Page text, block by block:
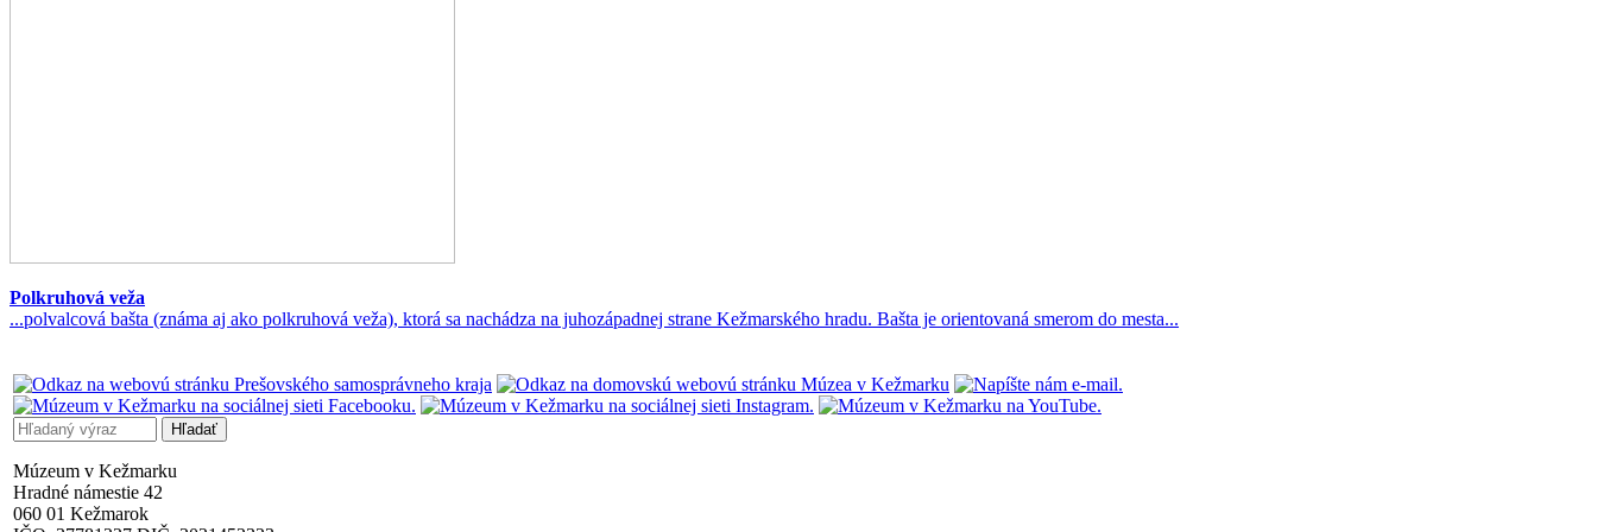
Polkruhová veža
...polvalcová bašta (známa aj ako polkruhová veža), ktorá sa nachádza na juhozápadnej strane Kežmarského hradu. Bašta je orientovaná smerom do mesta...
Múzeum v Kežmarku
Hradné námestie 42
060 01 Kežmarok